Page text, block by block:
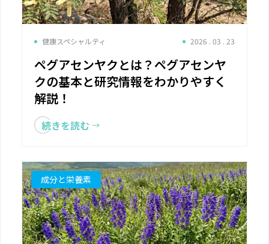
健康スペシャルティ 2026 . 03 . 23
ペグアセンヤクとは？ペグアセンヤ
クの基本と研究情報をわかりやすく
解説！
続きを読む
成分と栄養素